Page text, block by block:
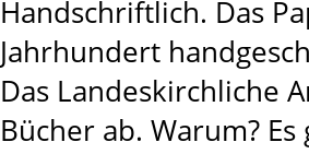
Handschriftlich. Das
Jahrhundert
Das Landeskirchliche
Bücher ab. Warum?